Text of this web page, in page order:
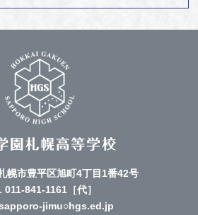
幌市豊平区旭町4丁目1番42号
011-841-1161 ［代］
jimu○hgs.ed.jp